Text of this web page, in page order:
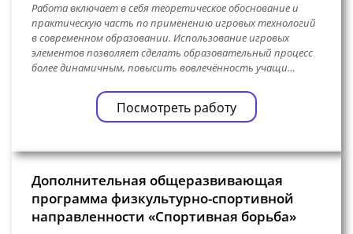
Работа включает в себя теоретическое обоснование и
практическую часть по применению игровых технологий
в современном образовании. Использование игровых
элементов позволяет сделать образовательный процесс
более динамичным, повысить вовлечённость учащи…
Посмотреть работу
Дополнительная общеразвивающая
программа физкультурно-спортивной
направленности «Спортивная борьба»